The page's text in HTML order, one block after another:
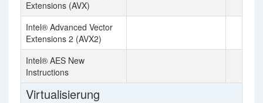
Extensions (AVX)
Intel® Advanced Vector
Extensions 2 (AVX2)
Intel® AES New
Instructions
Virtualisierung